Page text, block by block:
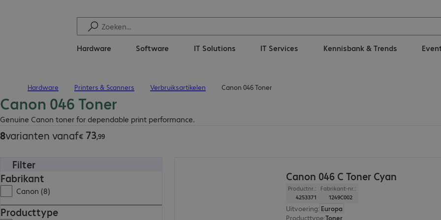
Hardware Software IT Solutions IT Services Kennisbank & Trends
Hardware Printers & Scanners Verbruiksartikelen Canon 046 Toner
Canon 046 Toner
Genuine Canon toner for dependable print performance.
8varianten vanaf€ 73,99
€ 73,99
Filter
Fabrikant
Canon (8)
Producttype
Canon 046 C Toner Cyan
Productnr.:
4253371
Fabrikant-nr.:
1249C002
Uitvoering: Europa
Producttype:Toner